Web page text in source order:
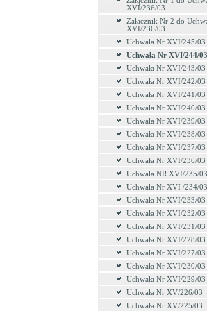
XVI/236/03
Załacznik Nr 2 do
XVI/236/03
Uchwała Nr XVI/245/03
Uchwała Nr XVI/244/03
Uchwała Nr XVI/243/03
Uchwała Nr XVI/242/03
Uchwała Nr XVI/241/03
Uchwała Nr XVI/240/03
Uchwała Nr XVI/239/03
Uchwała Nr XVI/238/03
Uchwała Nr XVI/237/03
Uchwała Nr XVI/236/03
Uchwała NR XVI/235/03
Uchwała Nr XVI /234/03
Uchwała Nr XVI/233/03
Uchwała Nr XVI/232/03
Uchwała Nr XVI/231/03
Uchwała Nr XVI/228/03
Uchwała Nr XVI/227/03
Uchwała Nr XVI/230/03
Uchwała Nr XVI/229/03
Uchwała Nr XV/226/03
Uchwała Nr XV/225/03